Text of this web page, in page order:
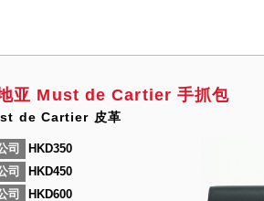
亚 Must de Cartier 手抓包
de Cartier 皮革
司
HKD350
司
HKD450
司
HKD600